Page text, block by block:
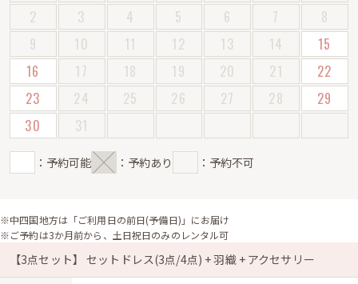
2
3 4 5 6 7
8
9
10 11 12 13 14
15
16
17 18 19 20 21
22
23
24 25 26 27 28
29
30
31
：予約可能 ：予約あり ：予約不可
※中四国地方は「ご利用日の前日(予備日)」にお届け
※ご予約は3か月前から、土日祝日のみのレンタル可
【3点セット】 セットドレス(3点/4点) + 羽織 + アクセサリー